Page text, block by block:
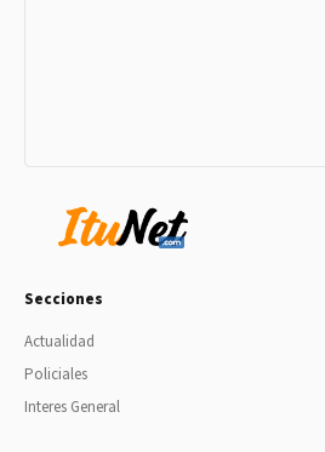
Secciones
Actualidad
Policiales
Interes General